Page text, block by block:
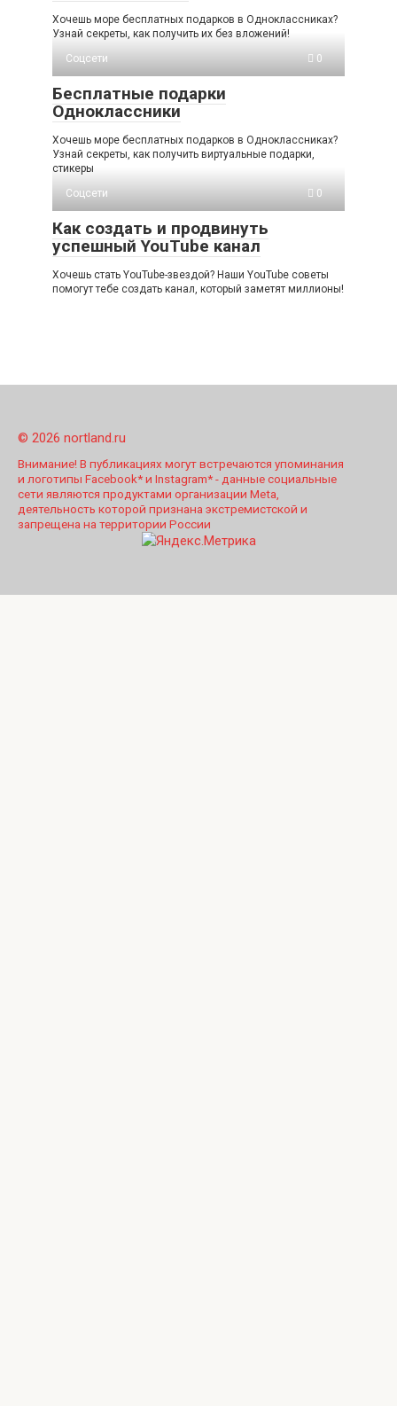
Хочешь море бесплатных подарков в Одноклассниках?
Узнай секреты, как получить их без вложений!
Соцсети
0
Бесплатные подарки
Одноклассники
Хочешь море бесплатных подарков в Одноклассниках?
Узнай секреты, как получить виртуальные подарки,
стикеры
Соцсети
0
Как создать и продвинуть
успешный YouTube канал
Хочешь стать YouTube-звездой? Наши YouTube советы
помогут тебе создать канал, который заметят миллионы!
© 2026 nortland.ru
Внимание! В публикациях могут встречаются упоминания
и логотипы Facebook* и Instagram* - данные социальные
сети являются продуктами организации Meta,
деятельность которой признана экстремистской и
запрещена на территории России